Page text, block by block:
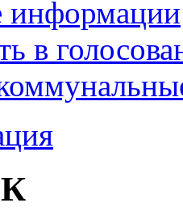
информации
в